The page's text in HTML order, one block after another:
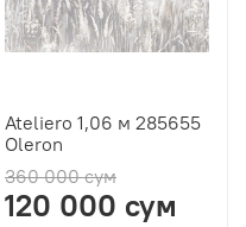
Ateliero 1,06 м 285655
Oleron
360 000 сум
120 000 сум